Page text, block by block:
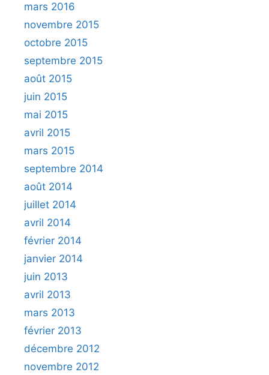
mars 2016
novembre 2015
octobre 2015
septembre 2015
août 2015
juin 2015
mai 2015
avril 2015
mars 2015
septembre 2014
août 2014
juillet 2014
avril 2014
février 2014
janvier 2014
juin 2013
avril 2013
mars 2013
février 2013
décembre 2012
novembre 2012